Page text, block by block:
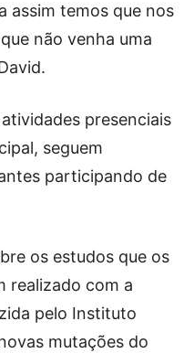
assim temos que nos
não venha uma
presenciais
seguem
participando de
os estudos que os
realizado com a
pelo Instituto
mutações do